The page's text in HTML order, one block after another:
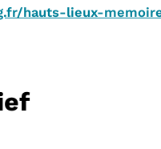
hauts-lieux-